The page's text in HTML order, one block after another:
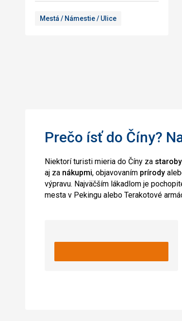
Mestá / Námestie / Ulice
Prečo ísť do Číny?
Niektorí turisti mieria do Číny za
aj za nákupmi, objavovaním prírody
výpravu. Najväčším lákadlom je
mesta v Pekingu alebo Terakotové